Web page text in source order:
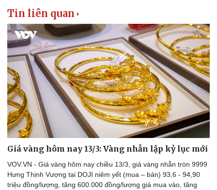
Doanh nghiệp
Thông tin doanh nghiệp
Doanh nghiệp 24h
Doanh nhân
Vì cộng đồng
Công nghệ
Sành điệu
Tin Công nghệ
Trải nghiệm
Chuyển đổi số
Tin liên quan
Giá vàng hôm nay 13/3: Vàng nhẫn lập kỷ lục mới
VOV.VN - Giá vàng hôm nay chiều 13/3, giá vàng nhẫn tròn 9999
Hưng Thịnh Vượng tại DOJI niêm yết (mua – bán) 93,6 - 94,90
triệu đồng/lượng, tăng 600.000 đồng/lượng giá mua vào, tăng